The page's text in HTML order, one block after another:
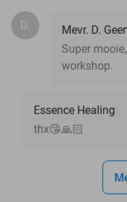
D.
Mevr. D.
Super
workshop.
Essence Healing
thx😘🙏🏻